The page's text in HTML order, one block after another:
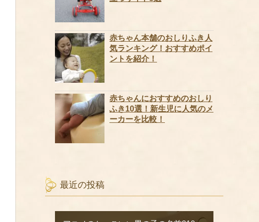
赤ちゃん本舗のおしりふき人
気ランキング！おすすめポイ
ントを紹介！
赤ちゃんにおすすめのおしり
ふき10選！新生児に人気のメ
ーカーを比較！
最近の投稿